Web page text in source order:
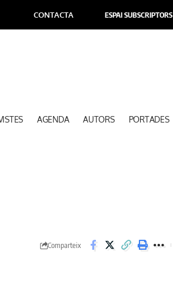
CONTACTA ESPAI SUBSCRIPTORS
AGENDA AUTORS PORTADES
Comparteix